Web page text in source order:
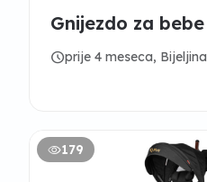
Gnijezdo za bebe
scheduleprije 4 meseca, Bijeljina
179